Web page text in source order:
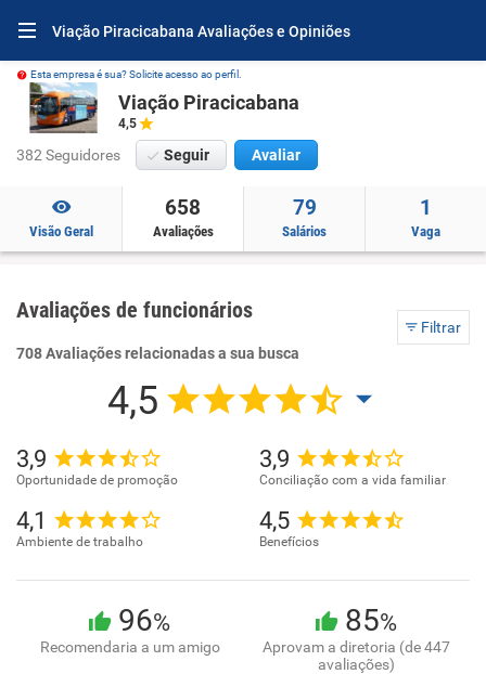
Viação Piracicabana Avaliações e Opiniões
Esta empresa é sua? Solicite acesso ao perfil.
Viação Piracicabana
4,5
382 Seguidores Seguir Avaliar
Visão Geral
658
Avaliações
79
Salários
1
Vaga
Avaliações de funcionários
Filtrar
708 Avaliações relacionadas a sua busca
4,5
3,9
Oportunidade de promoção
3,9
Conciliação com a vida familiar
4,1
Ambiente de trabalho
4,5
Benefícios
96%
Recomendaria a um amigo
85%
Aprovam a diretoria (de 447
avaliações)